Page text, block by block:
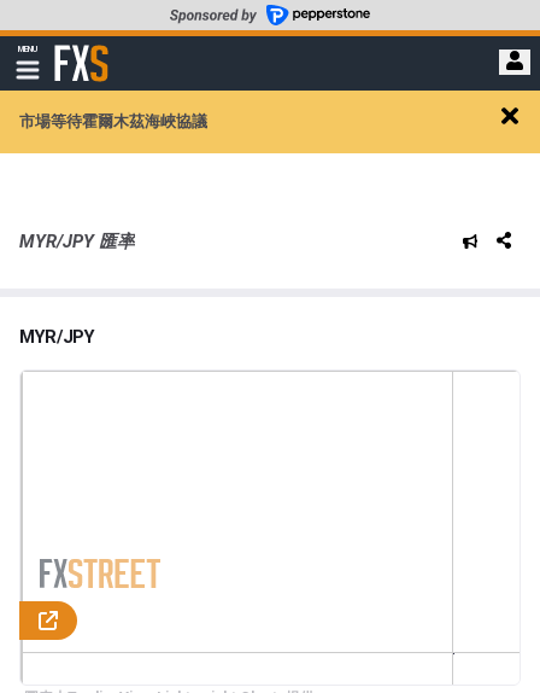
至
要
MENU
顯
示
航
FXStreet
市場等待霍爾木茲海峽協議
alert
MYR/JPY 匯率
MYR/JPY